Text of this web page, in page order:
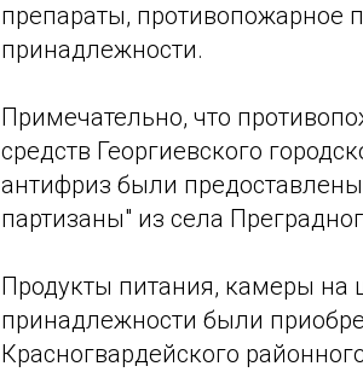
препараты, противопожарное
принадлежности.
Примечательно, что
средств Георгиевского
антифриз были
партизаны" из села
Продукты питания, камеры на
принадлежности были
Красногвардейского